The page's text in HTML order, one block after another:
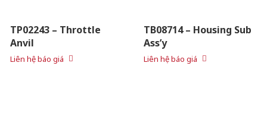
TP02243 – Throttle
Anvil
Liên hệ báo giá
TB08714 – Housing Sub
Ass’y
Liên hệ báo giá